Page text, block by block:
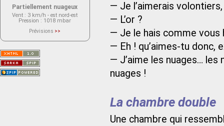
— Je l’aimerais
— L’or ?
— Je le hais comme vous
— Eh ! qu’aimes-tu donc,
— J’aime les nuages… les
nuages !
La chambre double
Une chambre qui
Partiellement nuageux
Vent : 3 km/h - est nord-est
Pression : 1018 mbar
Prévisions >>
actuellement aucune prévision
Saint-Nom.
Veuillez consulter le message du
service ci-dessous.
(401 - Invalid API key. Please see
https://openweathermap.org/faq#error401